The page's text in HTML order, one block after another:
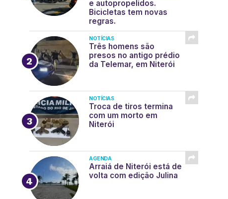
e autopropelidos.
Bicicletas tem novas
regras.
NOTÍCIAS
Três homens são
presos no antigo prédio
da Telemar, em Niterói
NOTÍCIAS
Troca de tiros termina
com um morto em
Niterói
AGENDA
Arraiá de Niterói está de
volta com edição Julina